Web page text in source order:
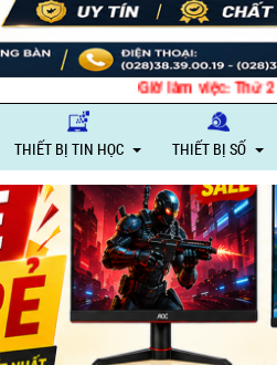
Giờ làm việc: Thứ 2 –
THIẾT BỊ TIN HỌC THIẾT BỊ SỐ